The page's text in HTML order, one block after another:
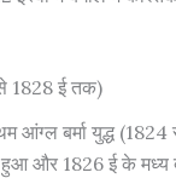
से 1828 ई तक)
आंग्ल बर्मा युद्ध
हुआ और 1826 ई के मध्य